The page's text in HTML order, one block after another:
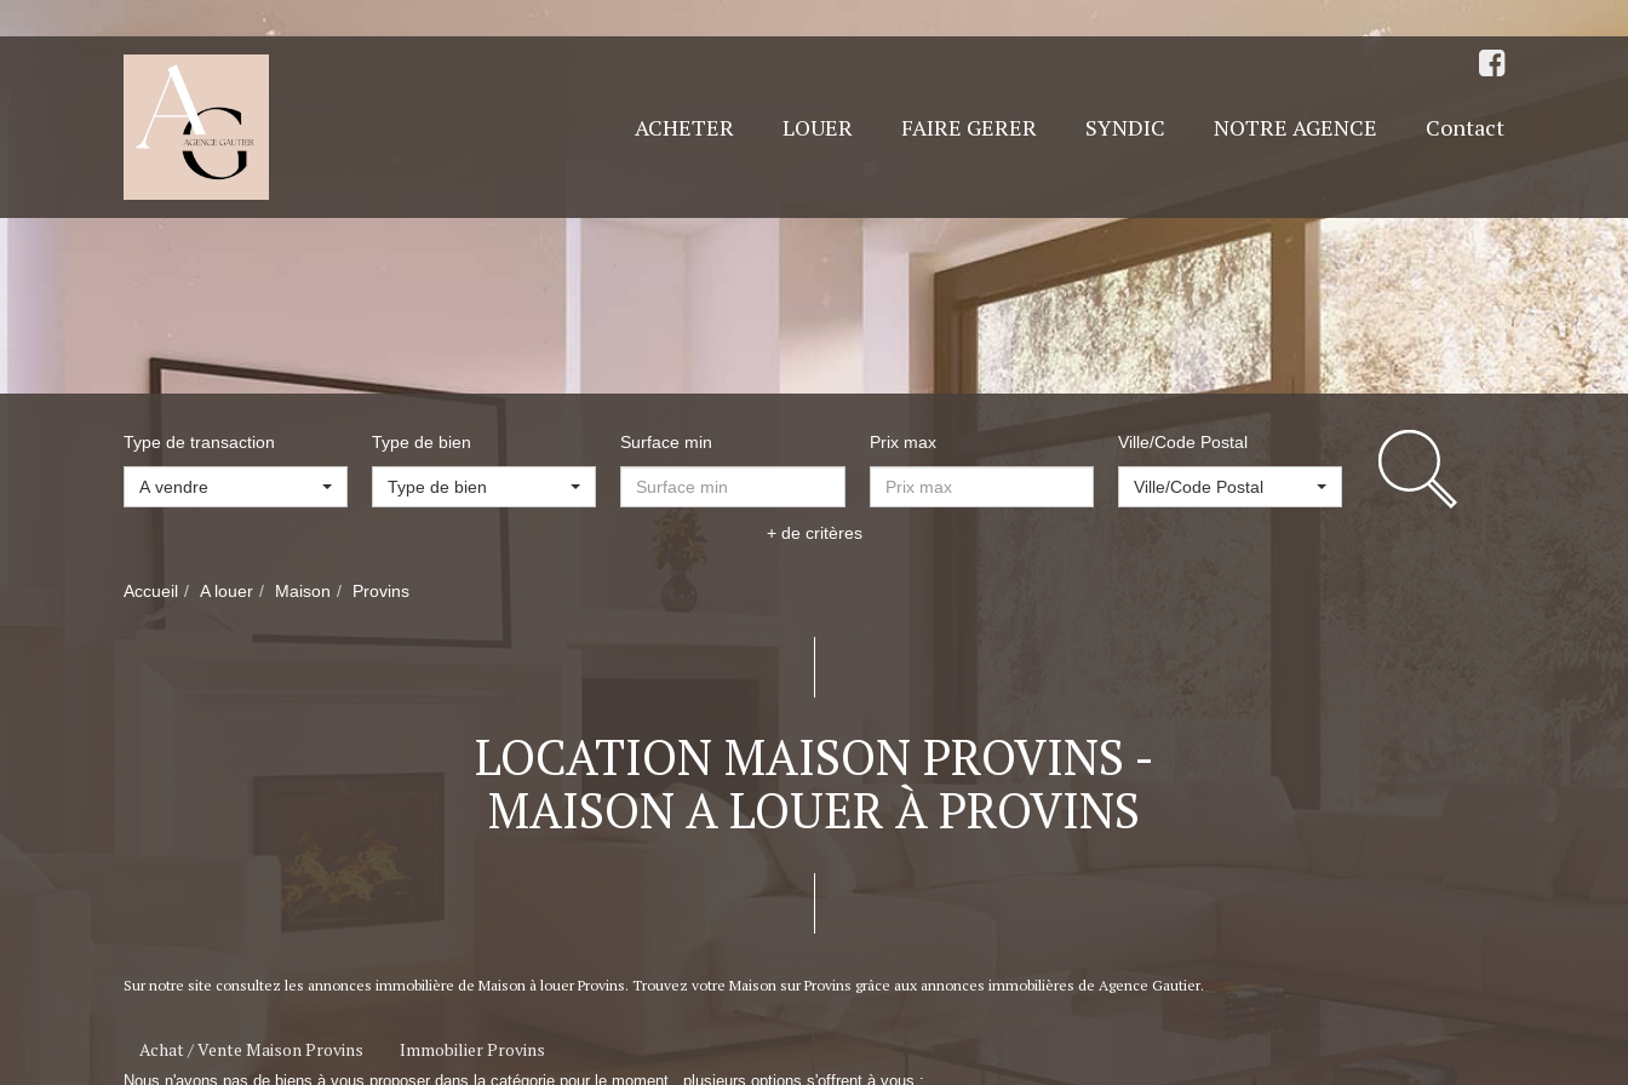
ACHETER LOUER FAIRE GERER SYNDIC NOTRE AGENCE Contact
Type de transaction
A vendre
Type de bien
Type de bien
Surface min Prix max Ville/Code Postal
Ville/Code Postal
+ de critères
Accueil A louer Maison Provins
LOCATION MAISON PROVINS -
MAISON A LOUER À PROVINS
Sur notre site consultez les annonces immobilière de Maison à louer Provins. Trouvez votre Maison sur Provins grâce aux annonces immobilières de Agence Gautier.
Achat / Vente Maison Provins Immobilier Provins
Nous n'avons pas de biens à vous proposer dans la catégorie pour le moment , plusieurs options s'offrent à vous :